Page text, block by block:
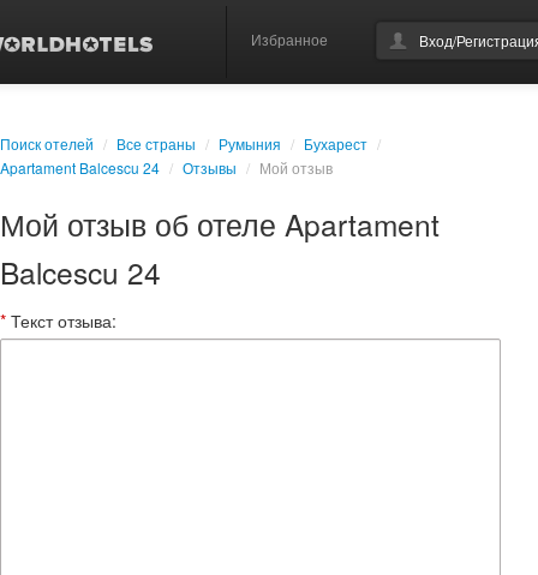
Избранное Вход/
Поиск отелей / Все страны / Румыния / Бухарест /
Apartament Balcescu 24 / Отзывы / Мой отзыв
Мой отзыв об отеле Apartament
Balcescu 24
* Текст отзыва: